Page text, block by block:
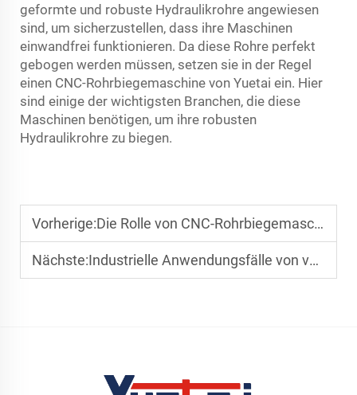
geformte und robuste Hydraulikrohre angewiesen
sind, um sicherzustellen, dass ihre Maschinen
einwandfrei funktionieren. Da diese Rohre perfekt
gebogen werden müssen, setzen sie in der Regel
einen CNC-Rohrbiegemaschine von Yuetai ein. Hier
sind einige der wichtigsten Branchen, die diese
Maschinen benötigen, um ihre robusten
Hydraulikrohre zu biegen.
Vorherige:Die Rolle von CNC-Rohrbiegemaschinen in modernen Bauprojekten
Nächste:Industrielle Anwendungsfälle von vollautomatischen Rohrbiegemaschinen